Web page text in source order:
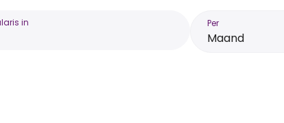
in Per
Maand